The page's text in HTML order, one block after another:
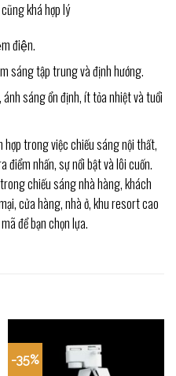
khá hợp lý
điện.
sáng tập trung và định hướng.
sáng ổn định, ít tỏa nhiệt và tuổi
trong việc chiếu sáng nội thất,
điểm nhấn, sự nổi bật và lôi cuốn.
chiếu sáng nhà hàng, khách
cửa hàng, nhà ở, khu resort cao
để bạn chọn lựa.
-35%